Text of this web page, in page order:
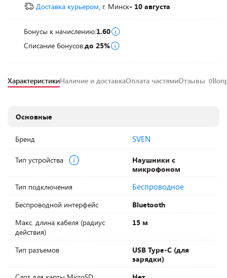
Доставка курьером, г. Минск- 10 августа
Бонусы к начислению:1.60
Списание бонусов:до 25%
ХарактеристикиНаличие и доставкаОплата частямиОтзывы 0
Основные
Бренд SVEN
Тип устройства
Наушники с
микрофоном
Тип подключения
Беспроводное
Беспроводной интерфейс
Bluetooth
Макс. длина кабеля (радиус
действия)
15 м
Тип разъемов
USB Type-C (для
зарядки)